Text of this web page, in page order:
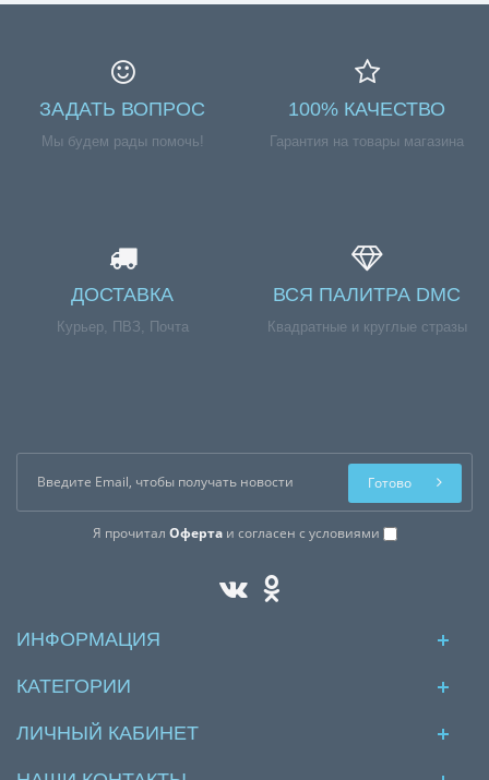
ЗАДАТЬ ВОПРОС
Мы будем рады помочь!
100% КАЧЕСТВО
Гарантия на товары магазина
ДОСТАВКА
Курьер, ПВЗ, Почта
ВСЯ ПАЛИТРА DMC
Квадратные и круглые стразы
Я прочитал Офертаи согласен с условиями
Готово
ИНФОРМАЦИЯ
КАТЕГОРИИ
ЛИЧНЫЙ КАБИНЕТ